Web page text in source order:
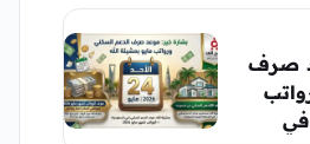
صرف
شهر مايو 2026 في